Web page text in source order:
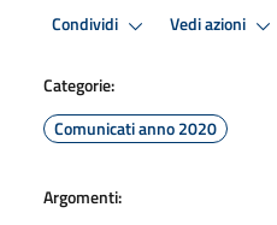
Condividi Vedi azioni
Categorie:
Comunicati anno 2020
Argomenti: